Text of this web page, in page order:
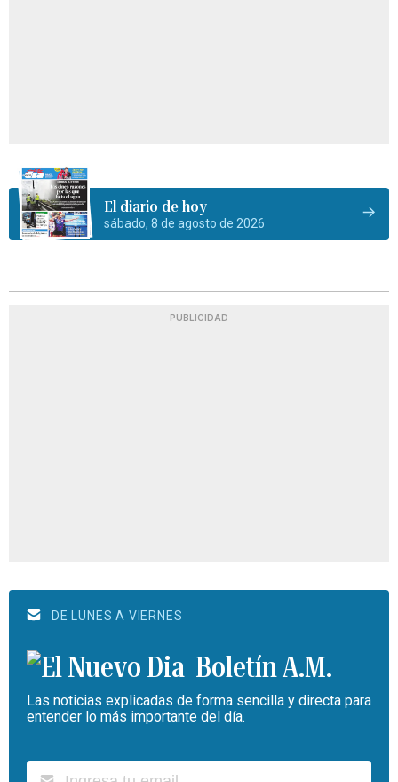
El diario de hoy
sábado, 8 de agosto de 2026
PUBLICIDAD
DE LUNES A VIERNES
Boletín A.M.
Las noticias explicadas de forma sencilla y directa para
entender lo más importante del día.